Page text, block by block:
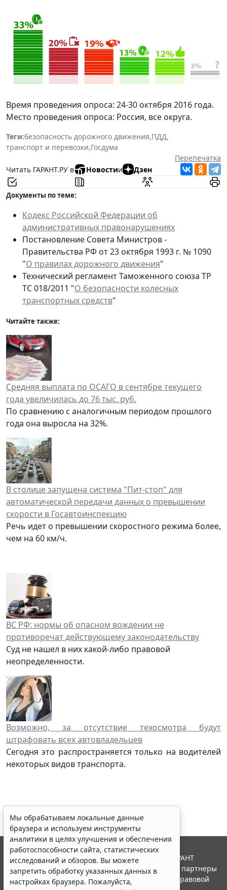
Время проведения опроса: 24-30 октября 2016 года.
Место проведения опроса: Россия, все округа.
Теги:безопасность дорожного движения,ПДД,
транспорт и перевозки,Госдума
Перепечатка
Читать ГАРАНТ.РУ в
Новостии Дзен
Документы по теме:
Кодекс Российской Федерации об
административных правонарушениях
Постановление Совета Министров -
Правительства РФ от 23 октября 1993 г. № 1090
"О правилах дорожного движения"
Технический регламент Таможенного союза ТР
ТС 018/2011 "О безопасности колесных
транспортных средств"
Читайте также:
Средняя выплата по ОСАГО в сентябре текущего
года увеличилась до 76 тыс. руб.
По сравнению с аналогичным периодом прошлого
года она выросла на 32%.
В столице запущена система "Пит-стоп" для
автоматической передачи данных о превышении
скорости в Госавтоинспекцию
Речь идет о превышении скоростного режима более,
чем на 60 км/ч.
ВС РФ: нормы об опасном вождении не
противоречат действующему законодательству
Суд не нашел в них какой-либо правовой
неопределенности.
Возможно, за отсутствие техосмотра будут
штрафовать всех автовладельцев
Сегодня это распространяется только на водителей
некоторых видов транспорта.
Мы обрабатываем локальные данные
браузера и используем инструменты
аналитики в целях улучшения и обеспечения
работоспособности сайта, статистических
исследований и обзоров. Вы можете
запретить обработку указанных данных в
настройках браузера. Пожалуйста,
© ООО "НПП "ГАРАНТ-СЕРВИС", 2026. Система ГАРАНТ
выпускается с 1990 года. Компания "Гарант" и ее партнеры
являются участниками Российской ассоциации правовой